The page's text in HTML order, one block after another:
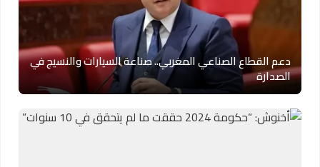
دعم القطاع الصناعي المغربي.. صناعة السيارات والنسيج في
الصدارة